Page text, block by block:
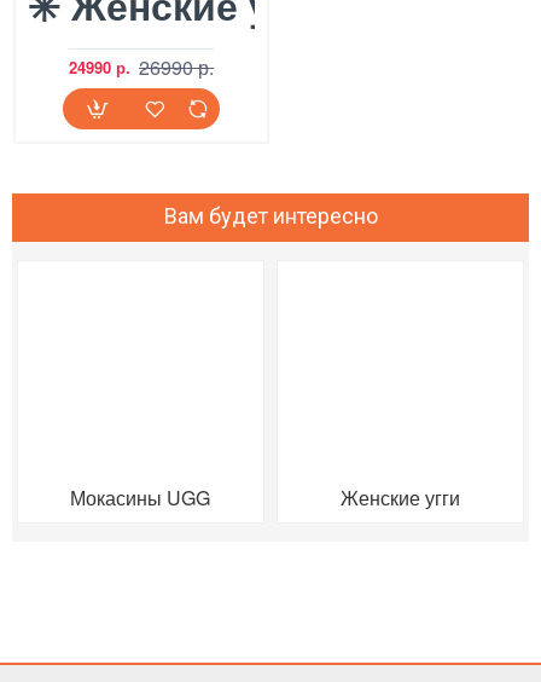
24990 р. 26990 р.
Вам будет интересно
Мокасины UGG Женские угги